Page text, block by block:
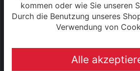
+49 (0) 3943 -
Mo - Fr: 08:30 -
kommen oder wie Sie unseren
Durch die Benutzung unseres
Verwendung von
Alle